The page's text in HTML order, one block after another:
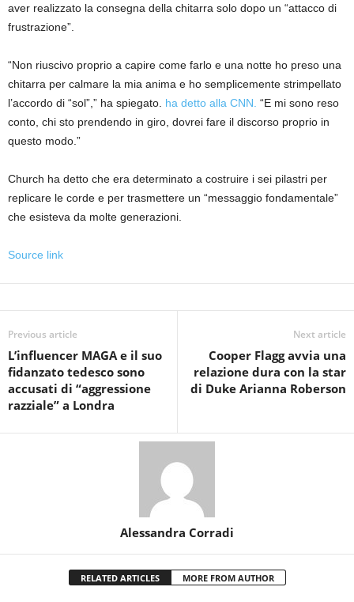
aver realizzato la consegna della chitarra solo dopo un “attacco di
frustrazione”.
“Non riuscivo proprio a capire come farlo e una notte ho preso una
chitarra per calmare la mia anima e ho semplicemente strimpellato
l’accordo di “sol”,” ha spiegato. ha detto alla CNN. “E mi sono reso
conto, chi sto prendendo in giro, dovrei fare il discorso proprio in
questo modo.”
Church ha detto che era determinato a costruire i sei pilastri per
replicare le corde e per trasmettere un “messaggio fondamentale”
che esisteva da molte generazioni.
Source link
Previous article
L’influencer MAGA e il suo
fidanzato tedesco sono
accusati di “aggressione
razziale” a Londra
Next article
Cooper Flagg avvia una
relazione dura con la star
di Duke Arianna Roberson
Alessandra Corradi
RELATED ARTICLES MORE FROM AUTHOR